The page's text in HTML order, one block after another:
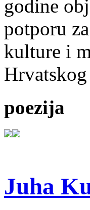
godine
potporu
kulture i
poezija
Juha